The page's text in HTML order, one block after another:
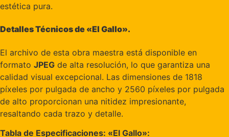
estética pura.
Detalles Técnicos de «El Gallo».
El archivo de esta obra maestra está disponible en
formato JPEG de alta resolución, lo que garantiza una
calidad visual excepcional. Las dimensiones de 1818
píxeles por pulgada de ancho y 2560 píxeles por pulgada
de alto proporcionan una nitidez impresionante,
resaltando cada trazo y detalle.
Tabla de Especificaciones: «El Gallo»: